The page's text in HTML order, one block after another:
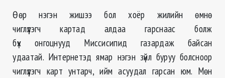
Өөр нэгэн жишээ бол хоёр жилийн өмнө
чиглүүлэгч картад алдаа гарснаас болж
бүх онгоцнууд Миссисипид газардаж байсан
удаатай. Интернетэд ямар нэгэн зүйл буруу болсноор
чиглүүлэгч карт унтарч, ийм асуудал гарсан юм. Мөн